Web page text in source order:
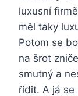
luxusní
měl taky
Potom se
na šrot
smutný a
řídit. A já se